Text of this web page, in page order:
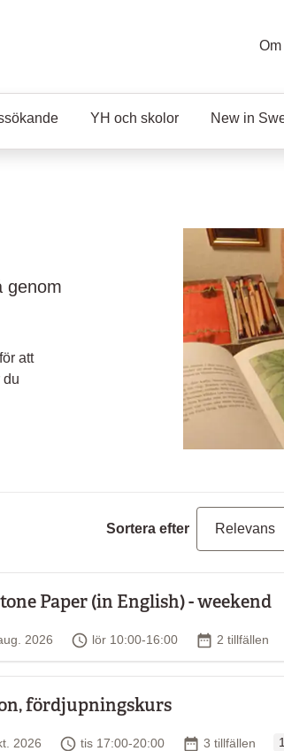
YH och skolor New in
genom
att
du
Sortera efter
Paper (in English) - weekend
2026 Tid
lör 10:00-16:00 Antal tillfällen
2 tillfällen
fördjupningskurs
2026 Tid
tis 17:00-20:00 Antal tillfällen
3 tillfällen